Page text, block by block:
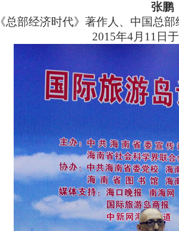
张鹏
《总部经济时代》著作人、中国总
2015年4月11日